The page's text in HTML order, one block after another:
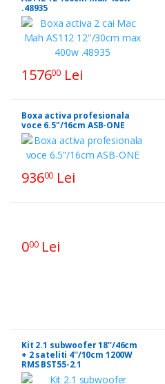
.48935
157600 Lei
Boxa activa profesionala
voce 6.5"/16cm ASB-ONE
93600 Lei
000Lei
Kit 2.1 subwoofer 18''/46cm
+ 2 sateliti 4''/10cm 1200W
RMS BST55-2.1